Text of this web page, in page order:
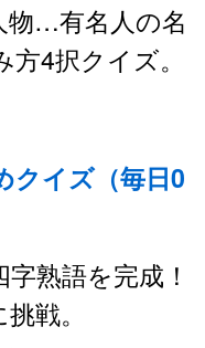
物…有名人の名
4択クイズ。
クイズ（毎日0
熟語を完成！
戦。